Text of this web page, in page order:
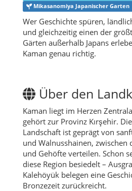
Mikasanomiya Japanischer Garten
Wer Geschichte spüren,
und gleichzeitig einen der
Gärten außerhalb Japans
Kaman genau richtig.
Über den
Kaman liegt im Herzen
gehört zur Provinz Kırşehir.
Landschaft ist geprägt von
und Walnusshainen, zwischen
und Gehöfte verteilen. Schon
diese Region besiedelt –
Kalehöyük belegen eine
Bronzezeit zurückreicht.